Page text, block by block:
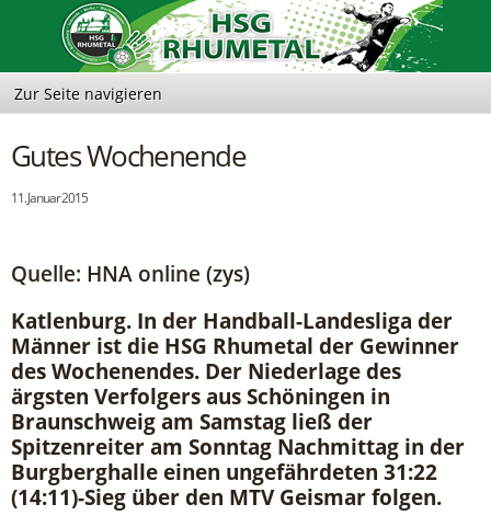
Gutes Wochenende
11. Januar 2015
Quelle: HNA online (zys)
Katlenburg. In der Handball-Landesliga der
Männer ist die HSG Rhumetal der Gewinner
des Wochenendes. Der Niederlage des
ärgsten Verfolgers aus Schöningen in
Braunschweig am Samstag ließ der
Spitzenreiter am Sonntag Nachmittag in der
Burgberghalle einen ungefährdeten 31:22
(14:11)-Sieg über den MTV Geismar folgen.